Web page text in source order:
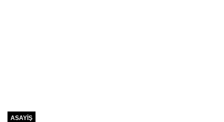
ASAYIŞ